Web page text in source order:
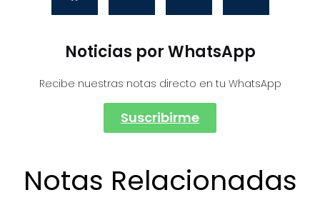
Noticias por WhatsApp
Recibe nuestras notas directo en tu WhatsApp
Suscribirme
Notas Relacionadas